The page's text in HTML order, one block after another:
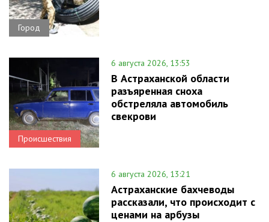
Город
Происшествия
6 августа 2026, 13:53
В Астраханской области
разъяренная сноха
обстреляла автомобиль
свекрови
6 августа 2026, 13:21
Астраханские бахчеводы
рассказали, что происходит с
ценами на арбузы